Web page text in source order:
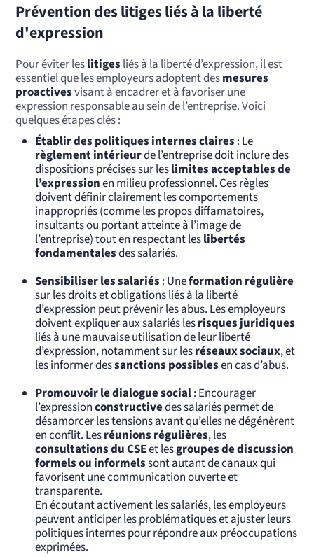
Prévention des litiges liés à la liberté
d'expression
Pour éviter leslitiges liés à la liberté d’expression, il est
essentiel que les employeurs adoptent desmesures
proactivesvisant à encadrer et à favoriser une
expression responsable au sein de l’entreprise. Voici
quelques étapes clés :
Établir des politiques internes claires : Le
règlement intérieurde l’entreprise doit inclure des
dispositions précises sur leslimites acceptables de
l’expressionen milieu professionnel. Ces règles
doivent définir clairement les comportements
inappropriés (comme les propos diffamatoires,
insultants ou portant atteinte à l’image de
l’entreprise) tout en respectant leslibertés
fondamentalesdes salariés.
Sensibiliser les salariés : Uneformation régulière
sur les droits et obligations liés à la liberté
d’expression peut prévenir les abus. Les employeurs
doivent expliquer aux salariés lesrisques juridiques
liés à une mauvaise utilisation de leur liberté
d’expression, notamment sur lesréseaux sociaux, et
les informer dessanctions possiblesen cas d’abus.
Promouvoir le dialogue social: Encourager
l’expressionconstructivedes salariés permet de
désamorcer les tensions avant qu’elles ne dégénèrent
en conflit. Lesréunions régulières, les
consultations du CSEet lesgroupes de discussion
formels ou informelssont autant de canaux qui
favorisent une communication ouverte et
transparente.
En écoutant activement les salariés, les employeurs
peuvent anticiper les problématiques et ajuster leurs
politiques internes pour répondre aux préoccupations
exprimées.